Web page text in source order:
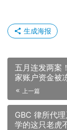
生成海报
五月连发两案
家账户资金被
上一篇
GBC 律所代
学的这只老虎